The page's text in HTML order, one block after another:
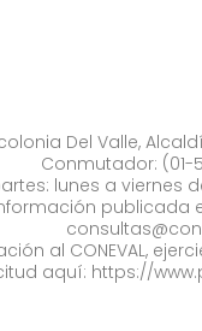
Del Valle,
Conmutador: (01-
lunes a viernes
al CONEVAL,
aquí: https://